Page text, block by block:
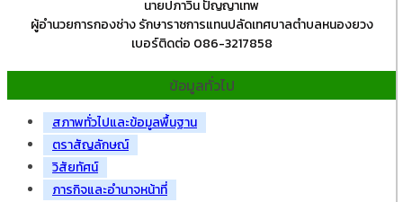
นายปภาวิน ปัญญาเทพ
ผู้อำนวยการกองช่าง รักษาราชการแทนปลัดเทศบาลตำบลหนองยวง
เบอร์ติดต่อ 086-3217858
ข้อมูลทั่วไป
สภาพทั่วไปและข้อมูลพื้นฐาน
ตราสัญลักษณ์
วิสัยทัศน์
ภารกิจและอำนาจหน้าที่